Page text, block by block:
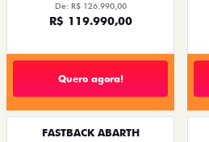
De: R$ 126.990,00
R$ 119.990,00
Quero agora!
FASTBACK ABARTH